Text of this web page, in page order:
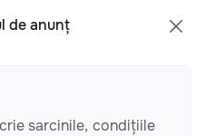
de anunț
sarcinile, condițiile